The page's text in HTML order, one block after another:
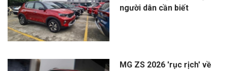
người dân cần biết
MG ZS 2026 'rục rịch' về